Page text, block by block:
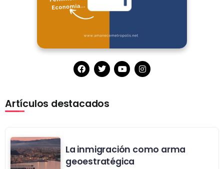
Artículos destacados
La inmigración como arma
geoestratégica